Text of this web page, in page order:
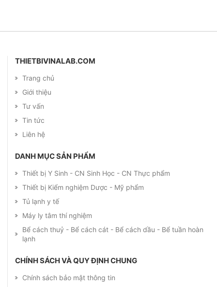
THIETBIVINALAB.COM
Trang chủ
Giới thiệu
Tư vấn
Tin tức
Liên hệ
DANH MỤC SẢN PHẨM
Thiết bị Y Sinh - CN Sinh Học - CN Thực phẩm
Thiết bị Kiểm nghiệm Dược - Mỹ phẩm
Tủ lạnh y tế
Máy ly tâm thí nghiệm
Bể cách thuỷ - Bể cách cát - Bể cách dầu - Bể tuần hoàn
lạnh
CHÍNH SÁCH VÀ QUY ĐỊNH CHUNG
Chính sách bảo mật thông tin